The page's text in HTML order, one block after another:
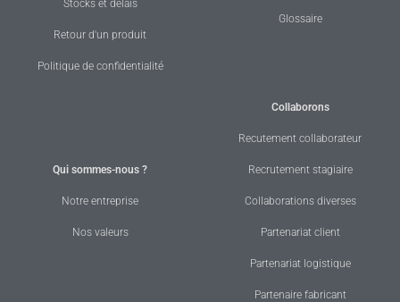
Stocks et délais
Retour d'un produit
Politique de confidentialité
Glossaire
Qui sommes-nous ?
Notre entreprise
Nos valeurs
Collaborons
Recutement collaborateur
Recrutement stagiaire
Collaborations diverses
Partenariat client
Partenariat logistique
Partenaire fabricant